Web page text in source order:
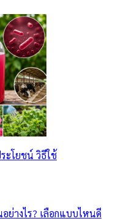
ะโยชน์ วิธีใช้
ย่างไร? เลือกแบบไหนดี